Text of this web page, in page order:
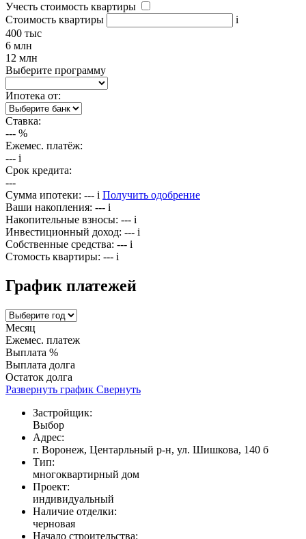
Учесть стоимость квартиры
Стоимость квартиры
i
400 тыс
6 млн
12 млн
Выберите программу
Ипотека от:
Ставка:
--- %
Ежемес. платёж:
--- i
Срок кредита:
---
Сумма ипотеки: --- i Получить одобрение
Ваши накопления: --- i
Накопительные взносы: --- i
Инвестиционный доход: --- i
Собственные средства: --- i
Стомость квартиры: --- i
График платежей
Месяц
Ежемес. платеж
Выплата %
Выплата долга
Остаток долга
Развернуть график Свернуть
Застройщик:
Выбор
Адрес:
г. Воронеж, Центарльный р-н, ул. Шишкова, 140 б
Тип:
многоквартирный дом
Проект:
индивидуальный
Наличие отделки:
черновая
Начало строительства: